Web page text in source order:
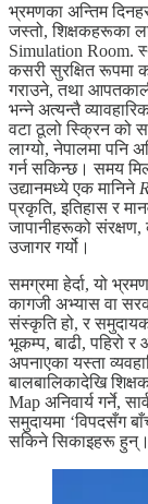
भ्रमणका अन्तिम
जस्तो, शिक्षकहरूका
Simulation Room.
कसरी सुरक्षित रूपमा
गराउने, तथा
भन्ने अत्यन्तै
वटा ठूलो स्क्रिन को
लाग्यो, नेपालमा
गर्न सकिन्छ। समय
उद्यानमध्ये एक मानिने
प्रकृति, इतिहास र
जापानीहरूको संरक्षण,
उजागर गर्यो।
समग्रमा हेर्दा, यो
कागजी अभ्यास वा
संस्कृति हो, र
भूकम्प, बाढी, पहिरो र
अपनाएका यस्ता
बालबालिकादेखि
Map अनिवार्य गर्ने,
समुदायमा ‘विपदसँग
सकिने सिकाइहरू हुन्।